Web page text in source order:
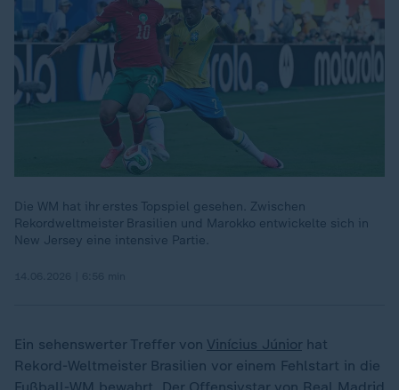
Die WM hat ihr erstes Topspiel gesehen. Zwischen
Rekordweltmeister Brasilien und Marokko entwickelte sich in
New Jersey eine intensive Partie.
Ein sehenswerter Treffer von Vinícius Júnior hat
Rekord-Weltmeister Brasilien vor einem Fehlstart in die